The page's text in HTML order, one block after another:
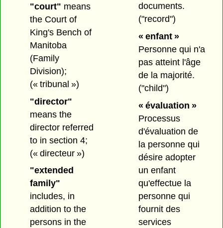
"court" means
the Court of
King's Bench of
Manitoba
(Family
Division);
(« tribunal »)
"director"
means the
director referred
to in section 4;
(« directeur »)
"extended
family"
includes, in
addition to the
persons in the
documents.
("record")
« enfant »
Personne qui n'a
pas atteint l'âge
de la majorité.
("child")
« évaluation »
Processus
d'évaluation de
la personne qui
désire adopter
un enfant
qu'effectue la
personne qui
fournit des
services